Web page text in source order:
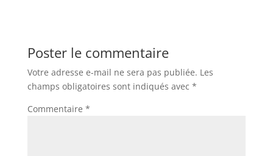
Poster le commentaire
Votre adresse e-mail ne sera pas publiée. Les
champs obligatoires sont indiqués avec *
Commentaire *